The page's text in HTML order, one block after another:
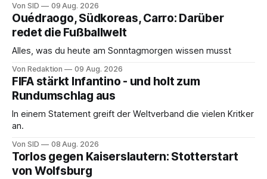
Von SID 09 Aug. 2026
Ouédraogo, Südkoreas, Carro: Darüber
redet die Fußballwelt
Alles, was du heute am Sonntagmorgen wissen musst
Von Redaktion 09 Aug. 2026
FIFA stärkt Infantino - und holt zum
Rundumschlag aus
In einem Statement greift der Weltverband die vielen Kritker
an.
Von SID 08 Aug. 2026
Torlos gegen Kaiserslautern: Stotterstart
von Wolfsburg